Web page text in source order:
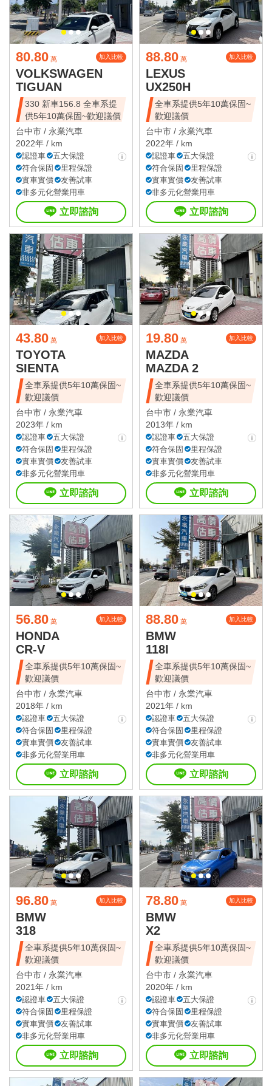
80.80 萬 加入比較
VOLKSWAGEN
TIGUAN
330 新車156.8 全車系提
供5年10萬保固~歡迎議價
台中市 / 永業汽車
2022年 / km
認證車
五大保證
符合保固
里程保證
實車實價
友善試車
非多元化營業用車
立即諮詢
88.80 萬 加入比較
LEXUS
UX250H
全車系提供5年10萬保固~
歡迎議價
台中市 / 永業汽車
2022年 / km
認證車
五大保證
符合保固
里程保證
實車實價
友善試車
非多元化營業用車
立即諮詢
43.80 萬 加入比較
TOYOTA
SIENTA
全車系提供5年10萬保固~
歡迎議價
台中市 / 永業汽車
2023年 / km
認證車
五大保證
符合保固
里程保證
實車實價
友善試車
非多元化營業用車
立即諮詢
19.80 萬 加入比較
MAZDA
MAZDA 2
全車系提供5年10萬保固~
歡迎議價
台中市 / 永業汽車
2013年 / km
認證車
五大保證
符合保固
里程保證
實車實價
友善試車
非多元化營業用車
立即諮詢
56.80 萬 加入比較
HONDA
CR-V
全車系提供5年10萬保固~
歡迎議價
台中市 / 永業汽車
2018年 / km
認證車
五大保證
符合保固
里程保證
實車實價
友善試車
非多元化營業用車
立即諮詢
88.80 萬 加入比較
BMW
118I
全車系提供5年10萬保固~
歡迎議價
台中市 / 永業汽車
2021年 / km
認證車
五大保證
符合保固
里程保證
實車實價
友善試車
非多元化營業用車
立即諮詢
96.80 萬 加入比較
BMW
318
全車系提供5年10萬保固~
歡迎議價
台中市 / 永業汽車
2021年 / km
認證車
五大保證
符合保固
里程保證
實車實價
友善試車
非多元化營業用車
立即諮詢
78.80 萬 加入比較
BMW
X2
全車系提供5年10萬保固~
歡迎議價
台中市 / 永業汽車
2020年 / km
認證車
五大保證
符合保固
里程保證
實車實價
友善試車
非多元化營業用車
立即諮詢